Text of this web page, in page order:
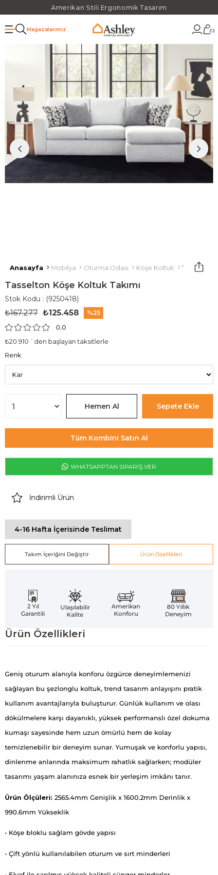
Amerikan Stili Ergonomik Tasarım
Mağazalarımız 0
Anasayfa Mobilya Oturma Odası Köşe Koltuk Tasselton
Tasselton Köşe Koltuk Takımı
Stok Kodu (9250418)
₺167.277 ₺125.458 25
0.0
₺20.910 `den başlayan taksitlerle
Renk
Tüm Kombini Satın Al
WHATSAPPTAN SİPARİŞ VER
İndirimli Ürün
4-16 Hafta İçerisinde Teslimat
Takım İçeriğini Değiştir Ürün Özellikleri
2 Yıl
Garantili
Ulaşılabilir
Kalite
Amerikan
Konforu
80 Yıllık
Deneyim
Ürün Özellikleri
Geniş oturum alanıyla konforu özgürce deneyimlemenizi
sağlayan bu şezlonglu koltuk, trend tasarım anlayışını pratik
kullanım avantajlarıyla buluşturur. Günlük kullanım ve olası
dökülmelere karşı dayanıklı, yüksek performanslı özel dokuma
kumaşı sayesinde hem uzun ömürlü hem de kolay
temizlenebilir bir deneyim sunar. Yumuşak ve konforlu yapısı,
dinlenme anlarında maksimum rahatlık sağlarken; modüler
tasarımı yaşam alanınıza esnek bir yerleşim imkânı tanır.
Ürün Ölçüleri: 2565.4mm Genişlik x 1600.2mm Derinlik x
990.6mm Yükseklik
• Köşe bloklu sağlam gövde yapısı
• Çift yönlü kullanılabilen oturum ve sırt minderleri